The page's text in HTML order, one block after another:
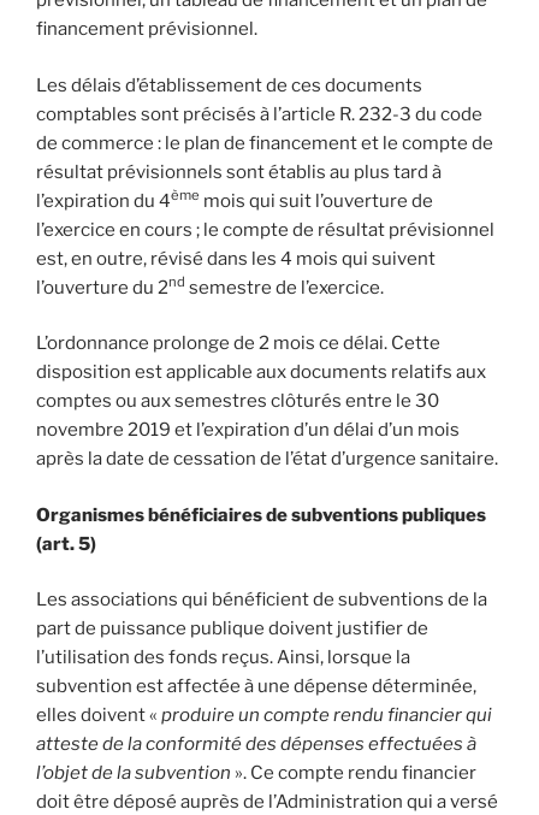
financement prévisionnel.
Les délais d’établissement de ces documents
comptables sont précisés à l’article R. 232-3 du code
de commerce : le plan de financement et le compte de
résultat prévisionnels sont établis au plus tard à
l’expiration du 4ème mois qui suit l’ouverture de
l’exercice en cours ; le compte de résultat prévisionnel
est, en outre, révisé dans les 4 mois qui suivent
l’ouverture du 2nd semestre de l’exercice.
L’ordonnance prolonge de 2 mois ce délai. Cette
disposition est applicable aux documents relatifs aux
comptes ou aux semestres clôturés entre le 30
novembre 2019 et l’expiration d’un délai d’un mois
après la date de cessation de l’état d’urgence sanitaire.
Organismes bénéficiaires de subventions publiques
(art. 5)
Les associations qui bénéficient de subventions de la
part de puissance publique doivent justifier de
l’utilisation des fonds reçus. Ainsi, lorsque la
subvention est affectée à une dépense déterminée,
elles doivent « produire un compte rendu financier qui
atteste de la conformité des dépenses effectuées à
l’objet de la subvention ». Ce compte rendu financier
doit être déposé auprès de l’Administration qui a versé